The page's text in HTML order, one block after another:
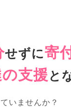
せずに寄
支援 と
いませんか？